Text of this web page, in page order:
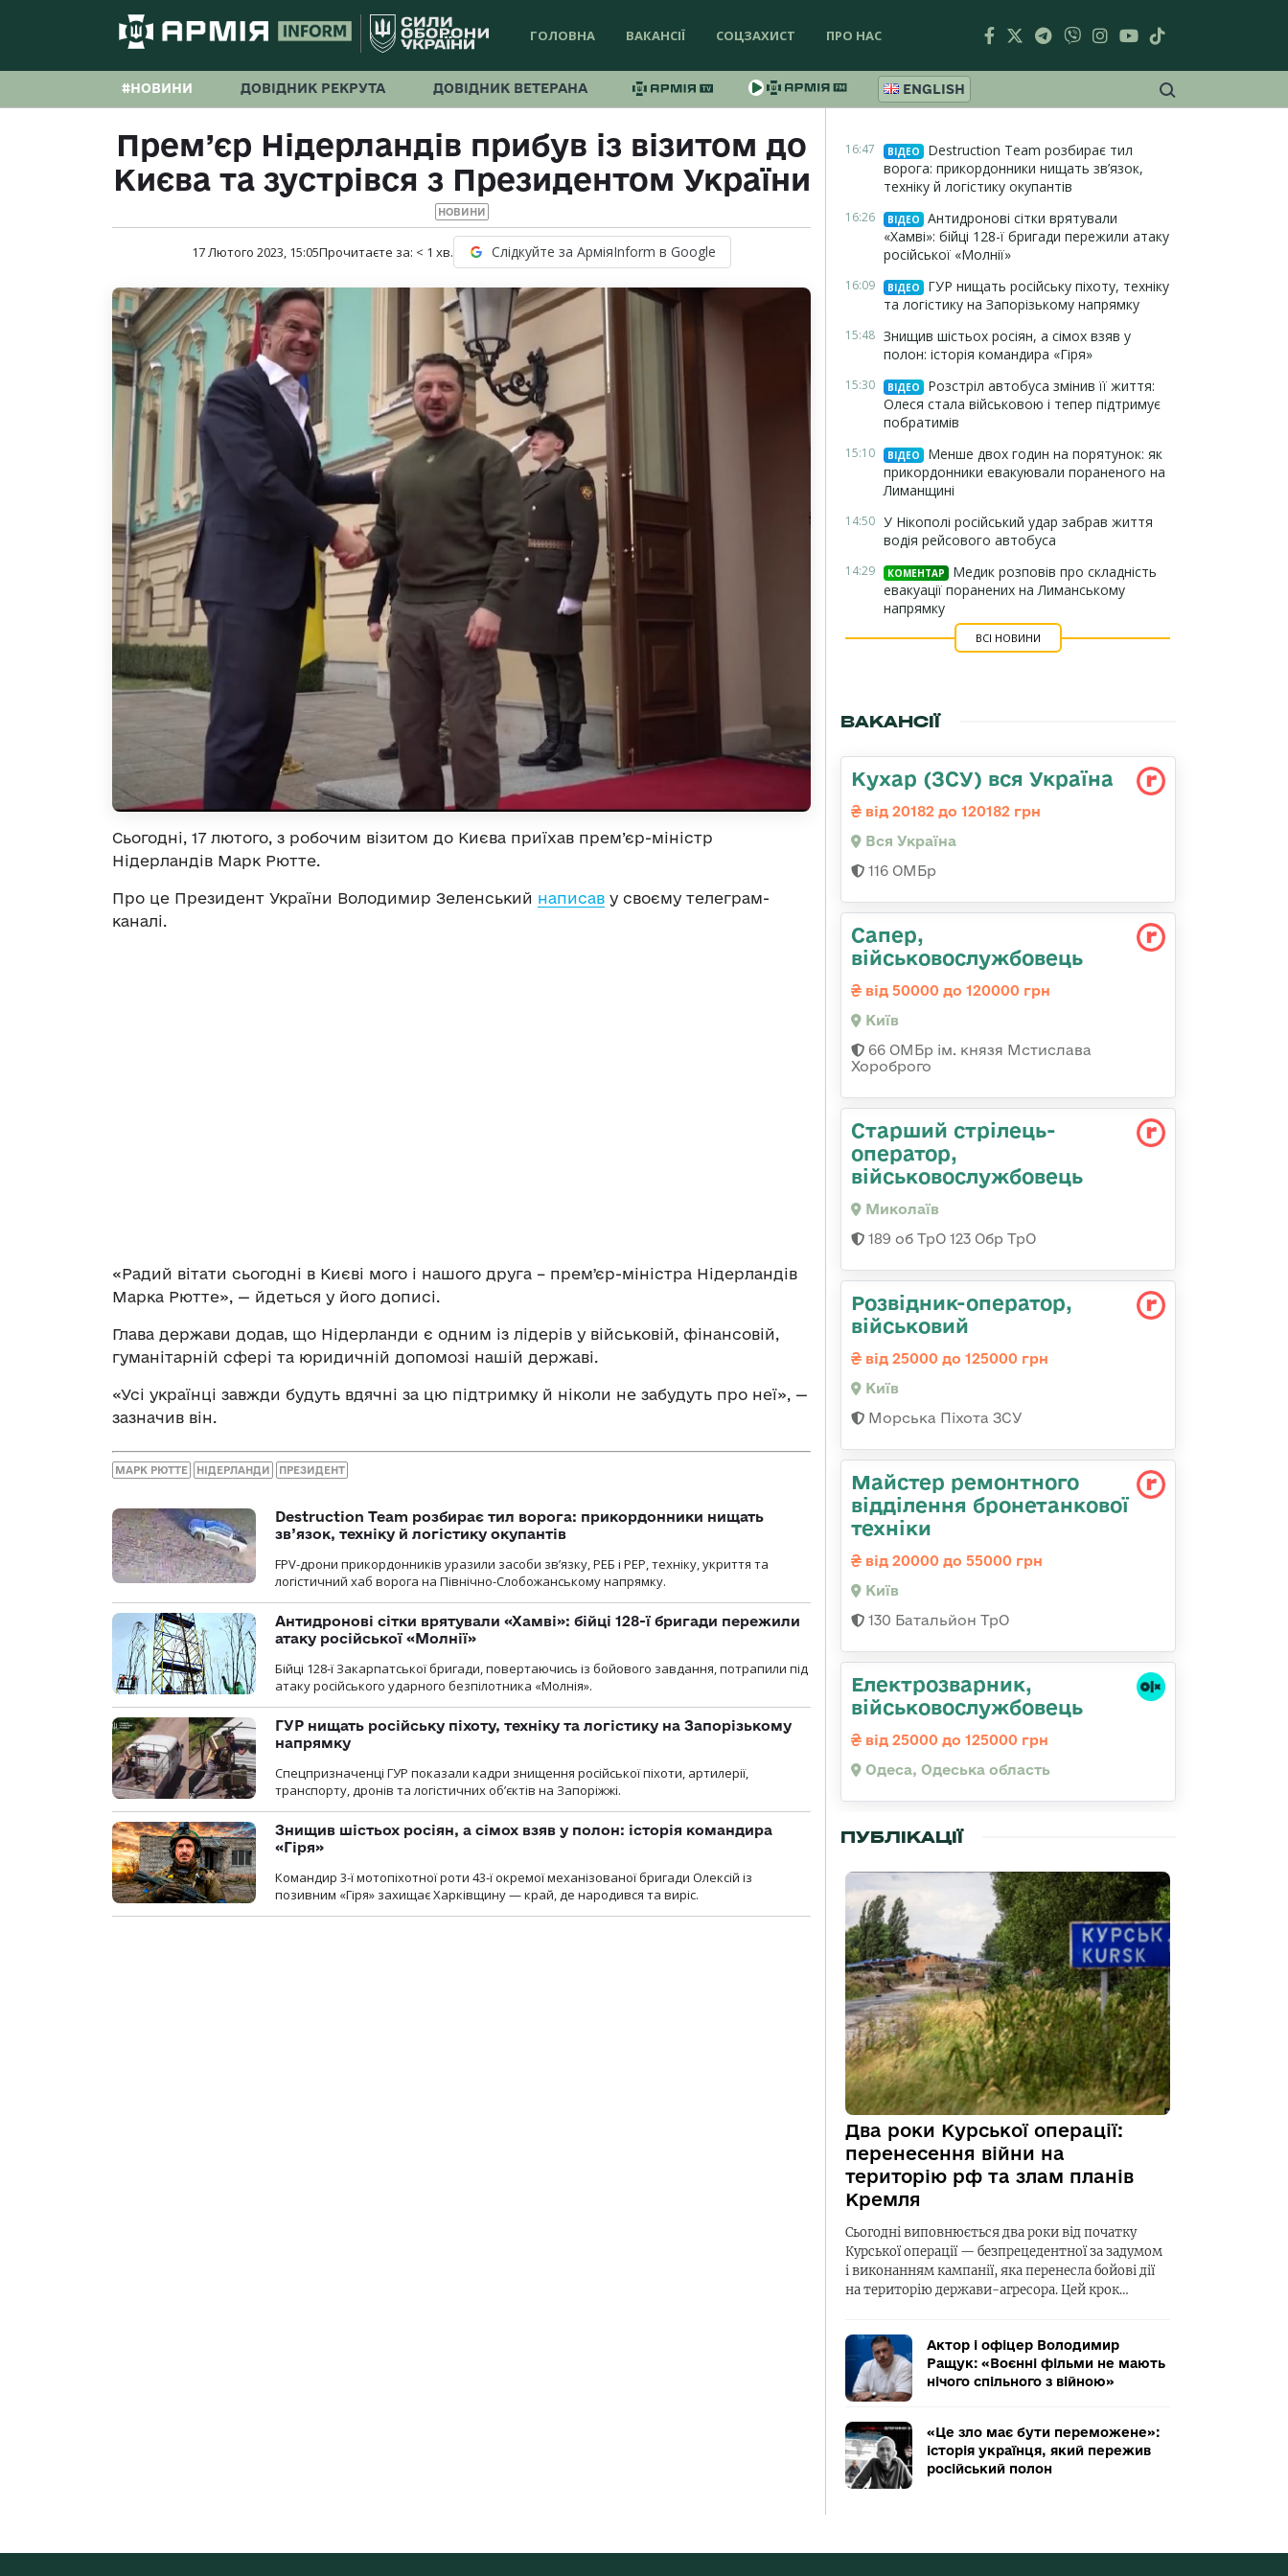
ГОЛОВНА ВАКАНСІЇ СОЦЗАХИСТ ПРО НАС
#НОВИНИ ДОВІДНИК РЕКРУТА ДОВІДНИК ВЕТЕРАНА ENGLISH
Прем’єр Нідерландів прибув із візитом до
Києва та зустрівся з Президентом України
НОВИНИ
17 Лютого 2023, 15:05Прочитаєте за: < 1 хв. Слідкуйте за АрміяInform в Google
Сьогодні, 17 лютого, з робочим візитом до Києва приїхав прем’єр-міністр
Нідерландів Марк Рютте.
Про це Президент України Володимир Зеленський написав у своєму телеграм-
каналі.
«Радий вітати сьогодні в Києві мого і нашого друга – премʼєр-міністра Нідерландів
Марка Рютте», — йдеться у його дописі.
Глава держави додав, що Нідерланди є одним із лідерів у військовій, фінансовій,
гуманітарній сфері та юридичній допомозі нашій державі.
«Усі українці завжди будуть вдячні за цю підтримку й ніколи не забудуть про неї», —
зазначив він.
МАРК РЮТТЕ НІДЕРЛАНДИ ПРЕЗИДЕНТ
Destruction Team розбирає тил ворога: прикордонники нищать
зв’язок, техніку й логістику окупантів
FPV-дрони прикордонників уразили засоби зв’язку, РЕБ і РЕР, техніку, укриття та
логістичний хаб ворога на Північно-Слобожанському напрямку.
Антидронові сітки врятували «Хамві»: бійці 128-ї бригади пережили
атаку російської «Молнії»
Бійці 128-ї Закарпатської бригади, повертаючись із бойового завдання, потрапили під
атаку російського ударного безпілотника «Молнія».
ГУР нищать російську піхоту, техніку та логістику на Запорізькому
напрямку
Спецпризначенці ГУР показали кадри знищення російської піхоти, артилерії,
транспорту, дронів та логістичних об’єктів на Запоріжжі.
Знищив шістьох росіян, а сімох взяв у полон: історія командира
«Гіря»
Командир 3-ї мотопіхотної роти 43-ї окремої механізованої бригади Олексій із
позивним «Гіря» захищає Харківщину — край, де народився та виріс.
16:47 ВІДЕО
Destruction Team розбирає тил
ворога: прикордонники нищать зв’язок,
техніку й логістику окупантів
16:26 ВІДЕО
Антидронові сітки врятували
«Хамві»: бійці 128-ї бригади пережили атаку
російської «Молнії»
16:09 ВІДЕО
ГУР нищать російську піхоту, техніку
та логістику на Запорізькому напрямку
15:48 Знищив шістьох росіян, а сімох взяв у
полон: історія командира «Гіря»
15:30 ВІДЕО
Розстріл автобуса змінив її життя:
Олеся стала військовою і тепер підтримує
побратимів
15:10 ВІДЕО
Менше двох годин на порятунок: як
прикордонники евакуювали пораненого на
Лиманщині
14:50 У Нікополі російський удар забрав життя
водія рейсового автобуса
14:29 КОМЕНТАР
Медик розповів про складність
евакуації поранених на Лиманському
напрямку
ВСІ НОВИНИ
ВАКАНСІЇ
Кухар (ЗСУ) вся Україна
від 20182 до 120182 грн
Вся Україна
116 ОМБр
Сапер,
військовослужбовець
від 50000 до 120000 грн
Київ
66 ОМБр ім. князя Мстислава
Хороброго
Старший стрілець-
оператор,
військовослужбовець
Миколаїв
189 об ТрО 123 Обр ТрО
Розвідник-опеpатоp,
військовий
від 25000 до 125000 грн
Київ
Морська Піхота ЗСУ
Майстер ремонтного
відділення бронетанкової
техніки
від 20000 до 55000 грн
Київ
130 Батальйон ТрО
Електрозварник,
військовослужбовець
від 25000 до 125000 грн
Одеса, Одеська область
ПУБЛІКАЦІЇ
Два роки Курської операції:
перенесення війни на
територію рф та злам планів
Кремля
Сьогодні виповнюється два роки від початку
Курської операції — безпрецедентної за задумом
і виконанням кампанії, яка перенесла бойові дії
на територію держави-агресора. Цей крок…
Актор і офіцер Володимир
Ращук: «Воєнні фільми не мають
нічого спільного з війною»
«Це зло має бути переможене»:
історія українця, який пережив
російський полон